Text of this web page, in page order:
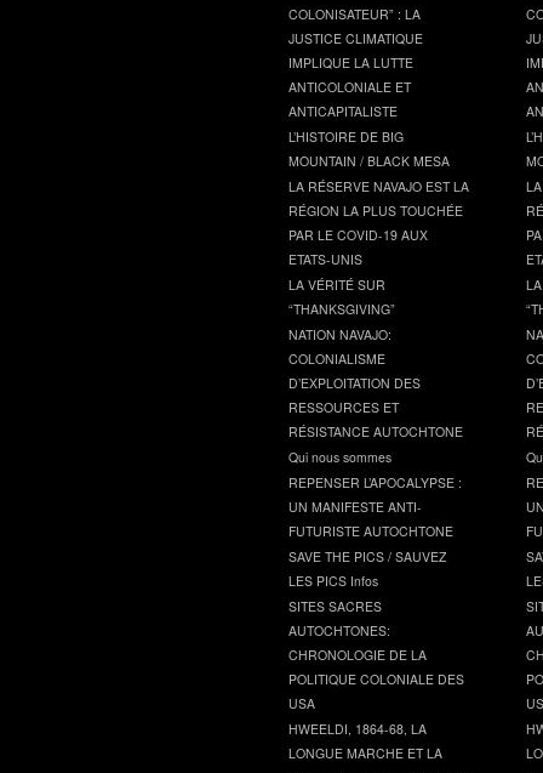
COLONISATEUR” : LA
JUSTICE CLIMATIQUE
IMPLIQUE LA LUTTE
ANTICOLONIALE ET
ANTICAPITALISTE
L’HISTOIRE DE BIG
MOUNTAIN / BLACK MESA
LA RÉSERVE NAVAJO EST LA
RÉGION LA PLUS TOUCHÉE
PAR LE COVID-19 AUX
ETATS-UNIS
LA VÉRITÉ SUR
“THANKSGIVING”
NATION NAVAJO:
COLONIALISME
D’EXPLOITATION DES
RESSOURCES ET
RÉSISTANCE AUTOCHTONE
Qui nous sommes
REPENSER L’APOCALYPSE :
UN MANIFESTE ANTI-
FUTURISTE AUTOCHTONE
SAVE THE PICS / SAUVEZ
LES PICS Infos
SITES SACRES
AUTOCHTONES:
CHRONOLOGIE DE LA
POLITIQUE COLONIALE DES
USA
HWEELDI, 1864-68, LA
LONGUE MARCHE ET LA